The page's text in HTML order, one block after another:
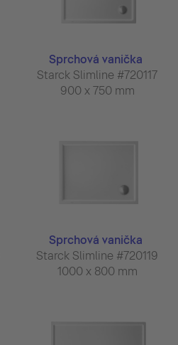
Sprchová vanička
Starck Slimline #720117
900 x 750 mm
Sprchová vanička
Starck Slimline #720119
1000 x 800 mm